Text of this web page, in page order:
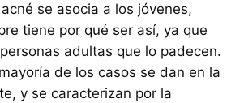
se asocia a los jóvenes,
tiene por qué ser así, ya que
adultas que lo padecen.
de los casos se dan en la
y se caracterizan por la